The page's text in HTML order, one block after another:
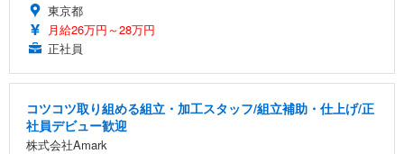
東京都
月給26万円～28万円
正社員
コツコツ取り組める組立・加工スタッフ/組立補助・仕上げ/正
社員デビュー歓迎
株式会社Amark